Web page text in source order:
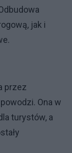
jak i
przez
Ona w
turystów, a